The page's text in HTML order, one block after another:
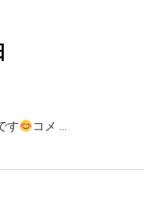
す コメ …